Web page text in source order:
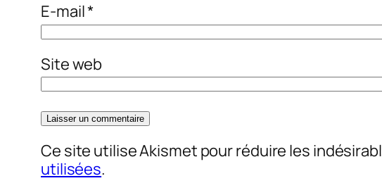
E-mail*
Site web
Ce site utilise Akismet pour réduire les
utilisées.